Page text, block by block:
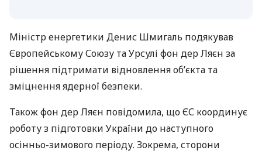
Міністр енергетики Денис Шмигаль подякував
Європейському Союзу та Урсулі фон дер Ляєн за
рішення підтримати відновлення об’єкта та
зміцнення ядерної безпеки.
Також фон дер Ляєн повідомила, що ЄС координує
роботу з підготовки України до наступного
осінньо-зимового періоду. Зокрема, сторони